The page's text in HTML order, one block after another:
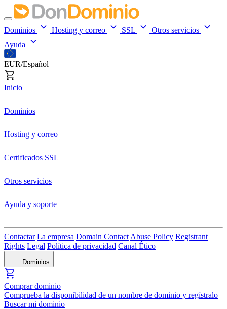
Dominios Hosting y correo SSL
Otros servicios
Ayuda
EUR/Español
Inicio
Dominios
Hosting y correo
Certificados SSL
Otros servicios
Ayuda y soporte
Contactar La empresa Domain Contact Abuse Policy Registrant
Rights Legal Política de privacidad Canal Ético
Dominios
Comprar dominio
Comprueba la disponibilidad de un nombre de dominio y regístralo
Buscar mi dominio